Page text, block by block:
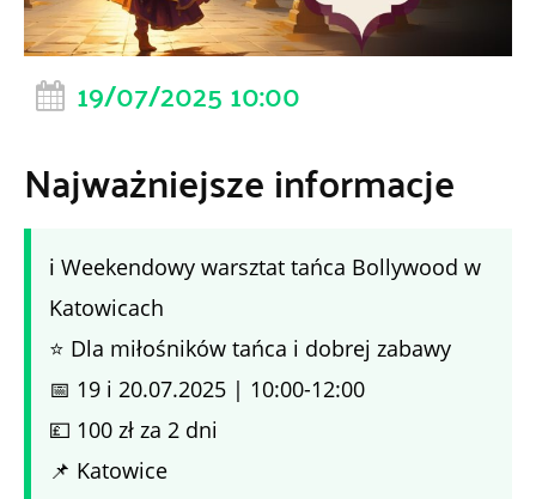
19/07/2025 10:00
Najważniejsze informacje
ℹ️ Weekendowy warsztat tańca Bollywood w
Katowicach
⭐ Dla miłośników tańca i dobrej zabawy
📅 19 i 20.07.2025 | 10:00-12:00
💷 100 zł za 2 dni
📌 Katowice